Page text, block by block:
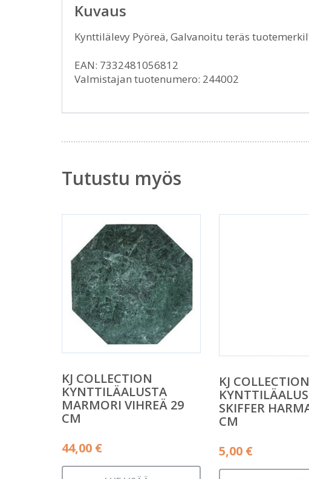
Kuvaus
Kynttilälevy Pyöreä, Galvanoitu teräs
EAN: 7332481056812
Valmistajan tuotenumero: 244002
Tutustu myös
KJ COLLECTION
KYNTTILÄALUSTA
MARMORI VIHREÄ 29
CM
44,00 €
KJ COLLECTION
SKIFFER
CM
5,00 €